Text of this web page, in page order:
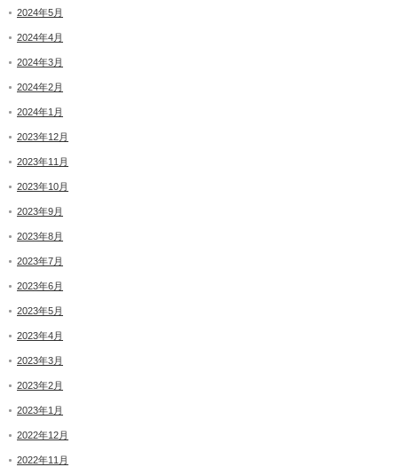
2024年5月
2024年4月
2024年3月
2024年2月
2024年1月
2023年12月
2023年11月
2023年10月
2023年9月
2023年8月
2023年7月
2023年6月
2023年5月
2023年4月
2023年3月
2023年2月
2023年1月
2022年12月
2022年11月